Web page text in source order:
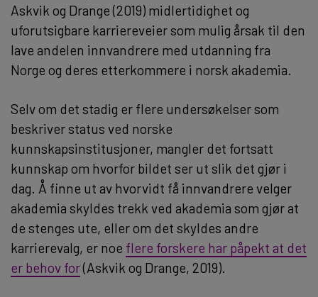
Askvik og Drange (2019) midlertidighet og
uforutsigbare karriereveier som mulig årsak til den
lave andelen innvandrere med utdanning fra
Norge og deres etterkommere i norsk akademia.
Selv om det stadig er flere undersøkelser som
beskriver status ved norske
kunnskapsinstitusjoner, mangler det fortsatt
kunnskap om hvorfor bildet ser ut slik det gjør i
dag. Å finne ut av hvorvidt få innvandrere velger
akademia skyldes trekk ved akademia som gjør at
de stenges ute, eller om det skyldes andre
karrierevalg, er noe flere forskere har påpekt at det
er behov for(Askvik og Drange, 2019).